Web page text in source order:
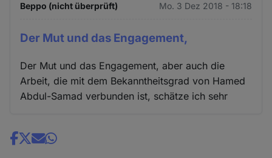
Beppo (nicht überprüft) Mo. 3 Dez 2018 - 18:18
Der Mut und das Engagement,
Der Mut und das Engagement, aber auch die
Arbeit, die mit dem Bekanntheitsgrad von Hamed
Abdul-Samad verbunden ist, schätze ich sehr
Share